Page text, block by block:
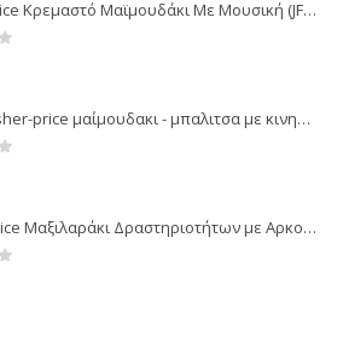
Fisher Price Κρεμαστό Μαϊμουδάκι Με Μουσική (JFF02)
Mattel fisher-price μαίμουδακι - μπαλιτσα με κινηση JLB95
Fisher-Price Μαξιλαράκι Δραστηριοτήτων με Αρκουδάκι (JHB44)